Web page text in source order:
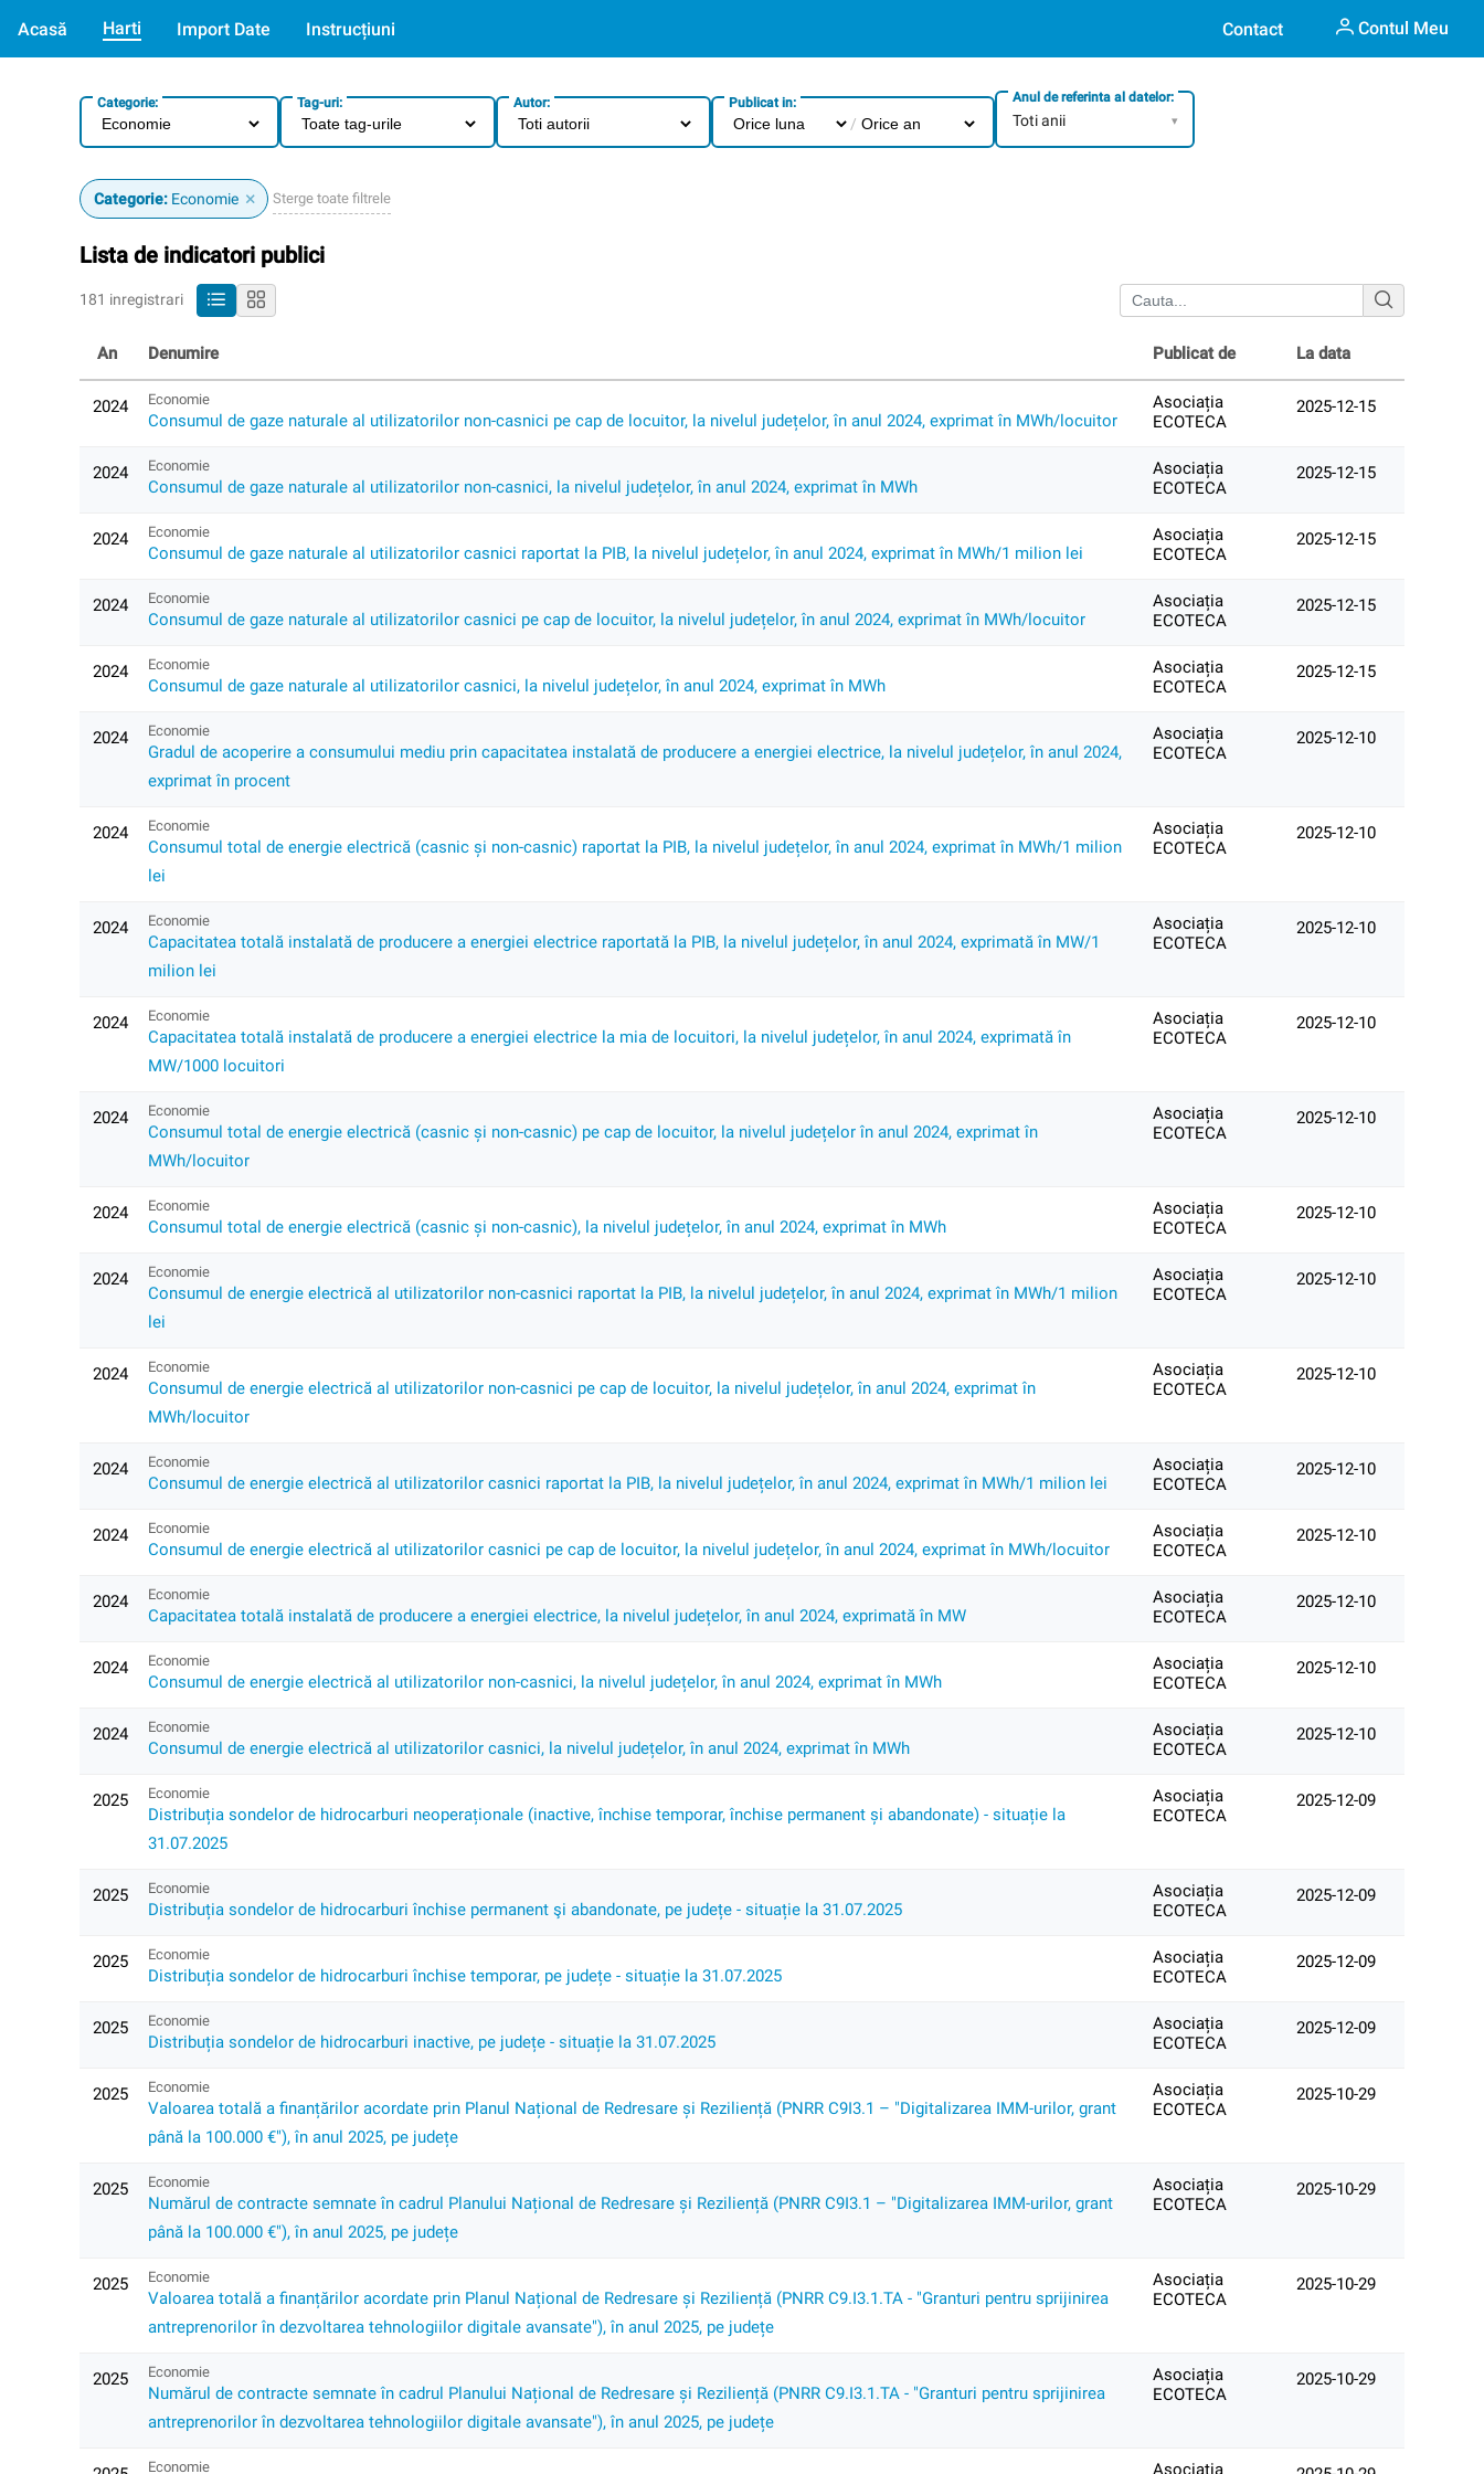
Acasă Harti Import Date Instrucțiuni Contact Contul Meu
Categorie: Tag-uri: Autor: Publicat in:
/
Anul de referinta al datelor:
Toti anii ▾
Categorie: Economie × Sterge toate filtrele
Lista de indicatori publici
181 inregistrari
An Denumire Publicat de La data
2024 Economie
Consumul de gaze naturale al utilizatorilor non-casnici pe cap de locuitor, la nivelul județelor, în anul 2024, exprimat în MWh/locuitor
Asociația
ECOTECA
2025-12-15
2024 Economie
Consumul de gaze naturale al utilizatorilor non-casnici, la nivelul județelor, în anul 2024, exprimat în MWh
Asociația
ECOTECA
2025-12-15
2024 Economie
Consumul de gaze naturale al utilizatorilor casnici raportat la PIB, la nivelul județelor, în anul 2024, exprimat în MWh/1 milion lei
Asociația
ECOTECA
2025-12-15
2024 Economie
Consumul de gaze naturale al utilizatorilor casnici pe cap de locuitor, la nivelul județelor, în anul 2024, exprimat în MWh/locuitor
Asociația
ECOTECA
2025-12-15
2024 Economie
Consumul de gaze naturale al utilizatorilor casnici, la nivelul județelor, în anul 2024, exprimat în MWh
Asociația
ECOTECA
2025-12-15
2024 Economie
Gradul de acoperire a consumului mediu prin capacitatea instalată de producere a energiei electrice, la nivelul județelor, în anul 2024,
exprimat în procent
Asociația
ECOTECA
2025-12-10
2024 Economie
Consumul total de energie electrică (casnic și non-casnic) raportat la PIB, la nivelul județelor, în anul 2024, exprimat în MWh/1 milion
lei
Asociația
ECOTECA
2025-12-10
2024 Economie
Capacitatea totală instalată de producere a energiei electrice raportată la PIB, la nivelul județelor, în anul 2024, exprimată în MW/1
milion lei
Asociația
ECOTECA
2025-12-10
2024 Economie
Capacitatea totală instalată de producere a energiei electrice la mia de locuitori, la nivelul județelor, în anul 2024, exprimată în
MW/1000 locuitori
Asociația
ECOTECA
2025-12-10
2024 Economie
Consumul total de energie electrică (casnic și non-casnic) pe cap de locuitor, la nivelul județelor în anul 2024, exprimat în
MWh/locuitor
Asociația
ECOTECA
2025-12-10
2024 Economie
Consumul total de energie electrică (casnic și non-casnic), la nivelul județelor, în anul 2024, exprimat în MWh
Asociația
ECOTECA
2025-12-10
2024 Economie
Consumul de energie electrică al utilizatorilor non-casnici raportat la PIB, la nivelul județelor, în anul 2024, exprimat în MWh/1 milion
lei
Asociația
ECOTECA
2025-12-10
2024 Economie
Consumul de energie electrică al utilizatorilor non-casnici pe cap de locuitor, la nivelul județelor, în anul 2024, exprimat în
MWh/locuitor
Asociația
ECOTECA
2025-12-10
2024 Economie
Consumul de energie electrică al utilizatorilor casnici raportat la PIB, la nivelul județelor, în anul 2024, exprimat în MWh/1 milion lei
Asociația
ECOTECA
2025-12-10
2024 Economie
Consumul de energie electrică al utilizatorilor casnici pe cap de locuitor, la nivelul județelor, în anul 2024, exprimat în MWh/locuitor
Asociația
ECOTECA
2025-12-10
2024 Economie
Capacitatea totală instalată de producere a energiei electrice, la nivelul județelor, în anul 2024, exprimată în MW
Asociația
ECOTECA
2025-12-10
2024 Economie
Consumul de energie electrică al utilizatorilor non-casnici, la nivelul județelor, în anul 2024, exprimat în MWh
Asociația
ECOTECA
2025-12-10
2024 Economie
Consumul de energie electrică al utilizatorilor casnici, la nivelul județelor, în anul 2024, exprimat în MWh
Asociația
ECOTECA
2025-12-10
2025 Economie
Distribuția sondelor de hidrocarburi neoperaționale (inactive, închise temporar, închise permanent și abandonate) - situație la
31.07.2025
Asociația
ECOTECA
2025-12-09
2025 Economie
Distribuția sondelor de hidrocarburi închise permanent şi abandonate, pe județe - situație la 31.07.2025
Asociația
ECOTECA
2025-12-09
2025 Economie
Distribuția sondelor de hidrocarburi închise temporar, pe județe - situație la 31.07.2025
Asociația
ECOTECA
2025-12-09
2025 Economie
Distribuția sondelor de hidrocarburi inactive, pe județe - situație la 31.07.2025
Asociația
ECOTECA
2025-12-09
2025 Economie
Valoarea totală a finanțărilor acordate prin Planul Național de Redresare și Reziliență (PNRR C9I3.1 – "Digitalizarea IMM-urilor, grant
până la 100.000 €"), în anul 2025, pe județe
Asociația
ECOTECA
2025-10-29
2025 Economie
Numărul de contracte semnate în cadrul Planului Național de Redresare și Reziliență (PNRR C9I3.1 – "Digitalizarea IMM-urilor, grant
până la 100.000 €"), în anul 2025, pe județe
Asociația
ECOTECA
2025-10-29
2025 Economie
Valoarea totală a finanțărilor acordate prin Planul Național de Redresare și Reziliență (PNRR C9.I3.1.TA - "Granturi pentru sprijinirea
antreprenorilor în dezvoltarea tehnologiilor digitale avansate"), în anul 2025, pe județe
Asociația
ECOTECA
2025-10-29
2025 Economie
Numărul de contracte semnate în cadrul Planului Național de Redresare și Reziliență (PNRR C9.I3.1.TA - "Granturi pentru sprijinirea
antreprenorilor în dezvoltarea tehnologiilor digitale avansate"), în anul 2025, pe județe
Asociația
ECOTECA
2025-10-29
Economie Asociația